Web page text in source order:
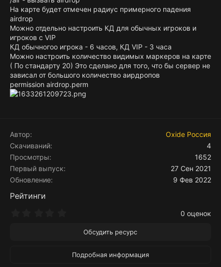
На карте будет отмечен радиус примерного падения
airdrop
Можно отдельно настроить КД для обычных игроков и
игроков с VIP
КД обычногоо игрока - 6 часов, КД VIP - 3 часа
Можно настроить количество видимых маркеров на карте
( По стандарту 20) Это сделано для того, что бы сервер не
зависал от большого количество аирдропов
permission airdrop.perm
Автор
Oxide Россия
Скачиваний
4
Просмотры
1652
Первый выпуск
27 Сен 2021
Обновление
9 Фев 2022
Рейтинги
0 оценок
Обсудить ресурс
Подробная информация